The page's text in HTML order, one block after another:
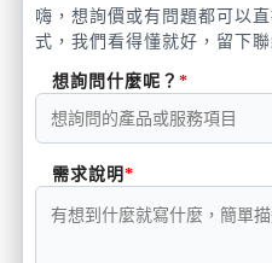
嗨，想詢價或有問題都可以
式，我們看得懂就好，留下
想詢問什麼呢？
需求說明